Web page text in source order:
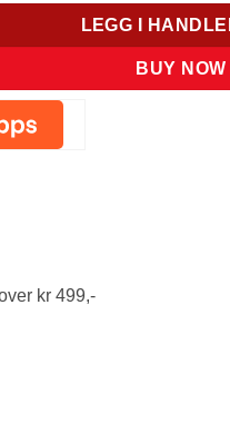
LEGG I
BUY NOW
kr 499,-